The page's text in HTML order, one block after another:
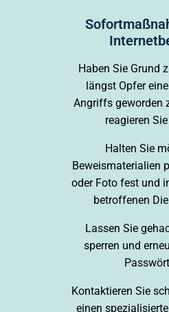
Haben Sie Grund
längst Opfer
Angriffs geworden
reagieren
Halten Sie
Beweismaterialien
oder Foto fest und
betroffenen
Lassen Sie
sperren und
Kontaktieren Sie
einen